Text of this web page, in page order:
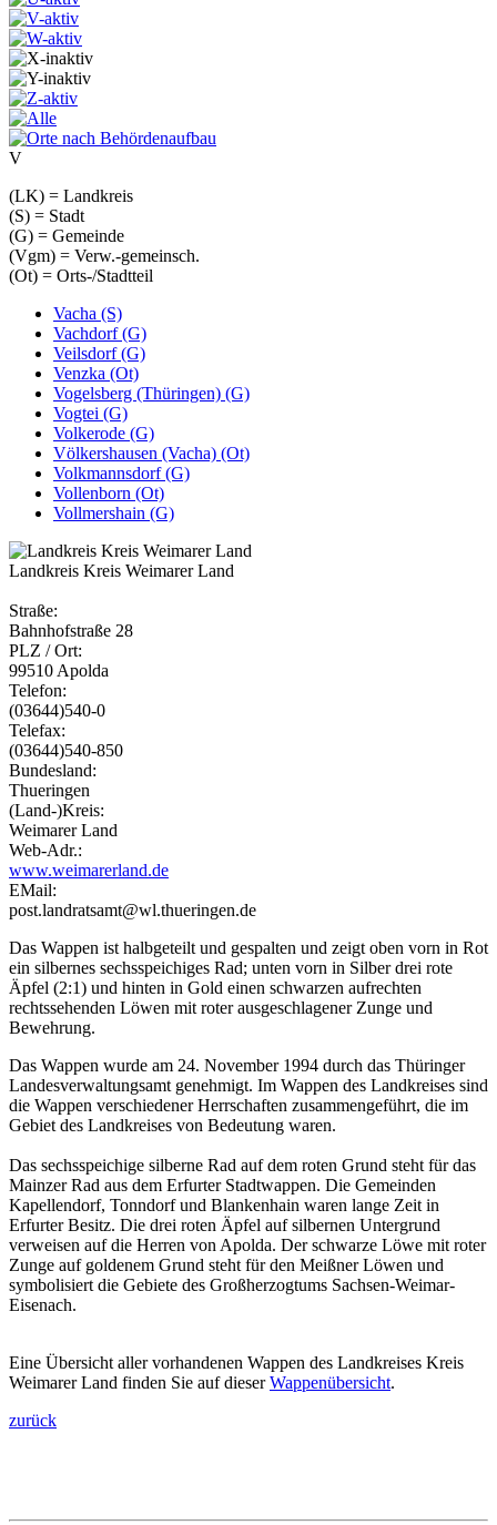
V
(LK) = Landkreis
(S) = Stadt
(G) = Gemeinde
(Vgm) = Verw.-gemeinsch.
(Ot) = Orts-/Stadtteil
Vacha (S)
Vachdorf (G)
Veilsdorf (G)
Venzka (Ot)
Vogelsberg (Thüringen) (G)
Vogtei (G)
Volkerode (G)
Völkershausen (Vacha) (Ot)
Volkmannsdorf (G)
Vollenborn (Ot)
Vollmershain (G)
Landkreis Kreis Weimarer Land
Straße:
Bahnhofstraße 28
PLZ / Ort:
99510 Apolda
Telefon:
(03644)540-0
Telefax:
(03644)540-850
Bundesland:
Thueringen
(Land-)Kreis:
Weimarer Land
Web-Adr.:
www.weimarerland.de
EMail:
post.landratsamt@wl.thueringen.de
Das Wappen ist halbgeteilt und gespalten und zeigt oben vorn in Rot
ein silbernes sechsspeichiges Rad; unten vorn in Silber drei rote
Äpfel (2:1) und hinten in Gold einen schwarzen aufrechten
rechtssehenden Löwen mit roter ausgeschlagener Zunge und
Bewehrung.
Das Wappen wurde am 24. November 1994 durch das Thüringer
Landesverwaltungsamt genehmigt. Im Wappen des Landkreises sind
die Wappen verschiedener Herrschaften zusammengeführt, die im
Gebiet des Landkreises von Bedeutung waren.
Das sechsspeichige silberne Rad auf dem roten Grund steht für das
Mainzer Rad aus dem Erfurter Stadtwappen. Die Gemeinden
Kapellendorf, Tonndorf und Blankenhain waren lange Zeit in
Erfurter Besitz. Die drei roten Äpfel auf silbernen Untergrund
verweisen auf die Herren von Apolda. Der schwarze Löwe mit roter
Zunge auf goldenem Grund steht für den Meißner Löwen und
symbolisiert die Gebiete des Großherzogtums Sachsen-Weimar-
Eisenach.
Eine Übersicht aller vorhandenen Wappen des Landkreises Kreis
Weimarer Land finden Sie auf dieserWappenübersicht.
zurück